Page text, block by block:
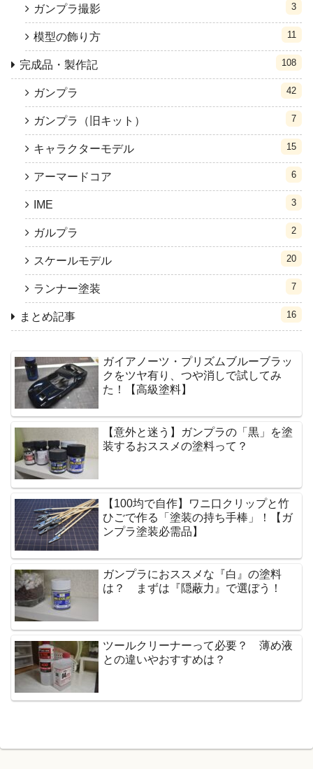
ガンプラ撮影 3
模型の飾り方 11
完成品・製作記 108
ガンプラ 42
ガンプラ（旧キット） 7
キャラクターモデル 15
アーマードコア 6
IME 3
ガルプラ 2
スケールモデル 20
ランナー塗装 7
まとめ記事 16
ガイアノーツ・プリズムブルーブラッ
クをツヤ有り、つや消しで試してみ
た！【高級塗料】
【意外と迷う】ガンプラの「黒」を塗
装するおススメの塗料って？
【100均で自作】ワニ口クリップと竹
ひごで作る「塗装の持ち手棒」！【ガ
ンプラ塗装必需品】
ガンプラにおススメな『白』の塗料
は？ まずは『隠蔽力』で選ぼう！
ツールクリーナーって必要？ 薄め液
との違いやおすすめは？